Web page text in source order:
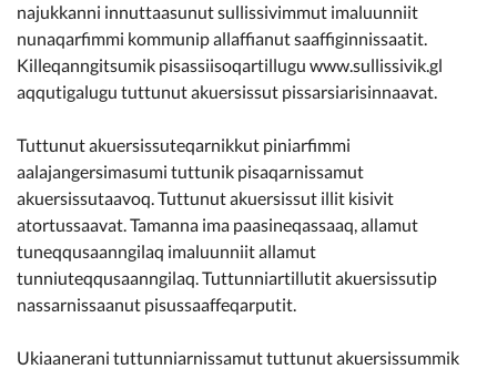
najukkanni innuttaasunut sullissivimmut imaluunniit
nunaqarfimmi kommunip allaffianut saaffiginnissaatit.
Killeqanngitsumik pisassiisoqartillugu www.sullissivik.gl
aqqutigalugu tuttunut akuersissut pissarsiarisinnaavat.
Tuttunut akuersissuteqarnikkut piniarfimmi
aalajangersimasumi tuttunik pisaqarnissamut
akuersissutaavoq. Tuttunut akuersissut illit kisivit
atortussaavat. Tamanna ima paasineqassaaq, allamut
tuneqqusaanngilaq imaluunniit allamut
tunniuteqqusaanngilaq. Tuttunniartillutit akuersissutip
nassarnissaanut pisussaaffeqarputit.
Ukiaanerani tuttunniarnissamut tuttunut akuersissummik